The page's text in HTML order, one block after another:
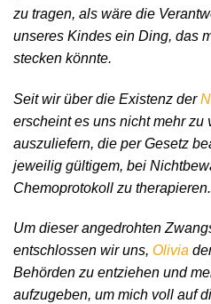
zu tragen, als wäre die
unseres Kindes ein Ding, das
stecken könnte.
Seit wir über die Existenz der
erscheint es uns nicht mehr zu
auszuliefern, die per Gesetz
jeweilig gültigem, bei
Chemoprotokoll zu therapieren.
Um dieser angedrohten
entschlossen wir uns, Olivia
Behörden zu entziehen und
aufzugeben, um mich voll auf